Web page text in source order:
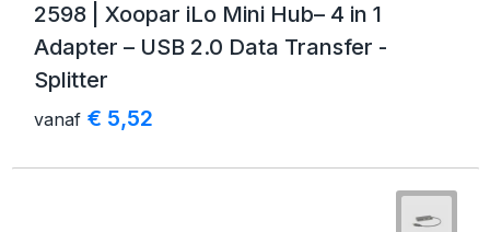
2598 | Xoopar iLo Mini Hub– 4 in 1
Adapter – USB 2.0 Data Transfer -
Splitter
vanaf € 5,52